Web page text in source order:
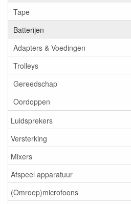
Tape
Batterijen
Adapters & Voedingen
Trolleys
Gereedschap
Oordoppen
Luidsprekers
Versterking
Mixers
Afspeel apparatuur
(Omroep)microfoons